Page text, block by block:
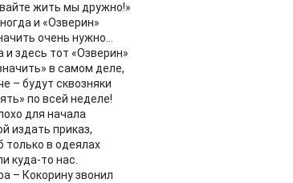
жить мы дружно!»
и «Озверин»
очень нужно…
и здесь тот «Озверин»
в самом деле,
– будут сквозняки
по всей неделе!
для начала
издать приказ,
только в одеялах
куда-то нас.
– Кокорину звонил